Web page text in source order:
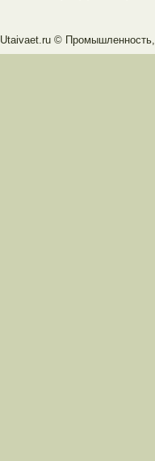
Utaivaet.ru ©